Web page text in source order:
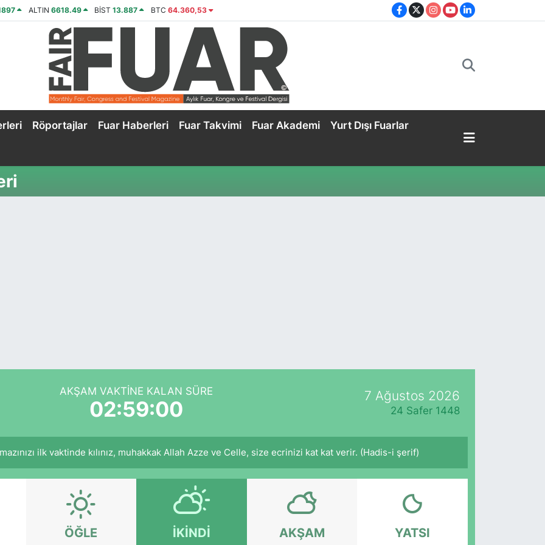
ALTIN 6618.49 BİST13.887 BTC 64.360,53
Röportajlar Fuar Haberleri Fuar Takvimi Fuar Akademi Yurt Dışı Fuarlar
AKŞAM VAKTINE KALAN SÜRE
02:59:00
7 Ağustos 2026
24 Safer 1448
ilk vaktinde kılınız, muhakkak Allah Azze ve Celle, size ecrinizi kat kat verir. (Hadis-i şerif)
ÖĞLE İKINDI AKŞAM YATSI